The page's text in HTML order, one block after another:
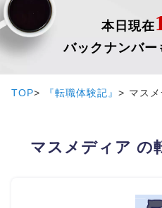
本日現在
バックナンバー
TOP 『転職体験記』 マス
マスメディア の